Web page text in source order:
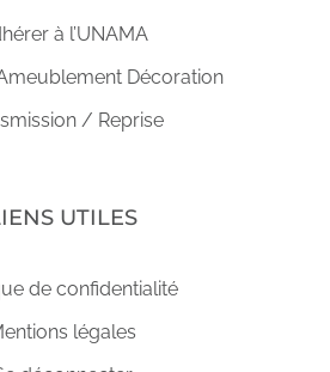
à l’UNAMA
Décoration
/ Reprise
UTILES
de confidentialité
légales